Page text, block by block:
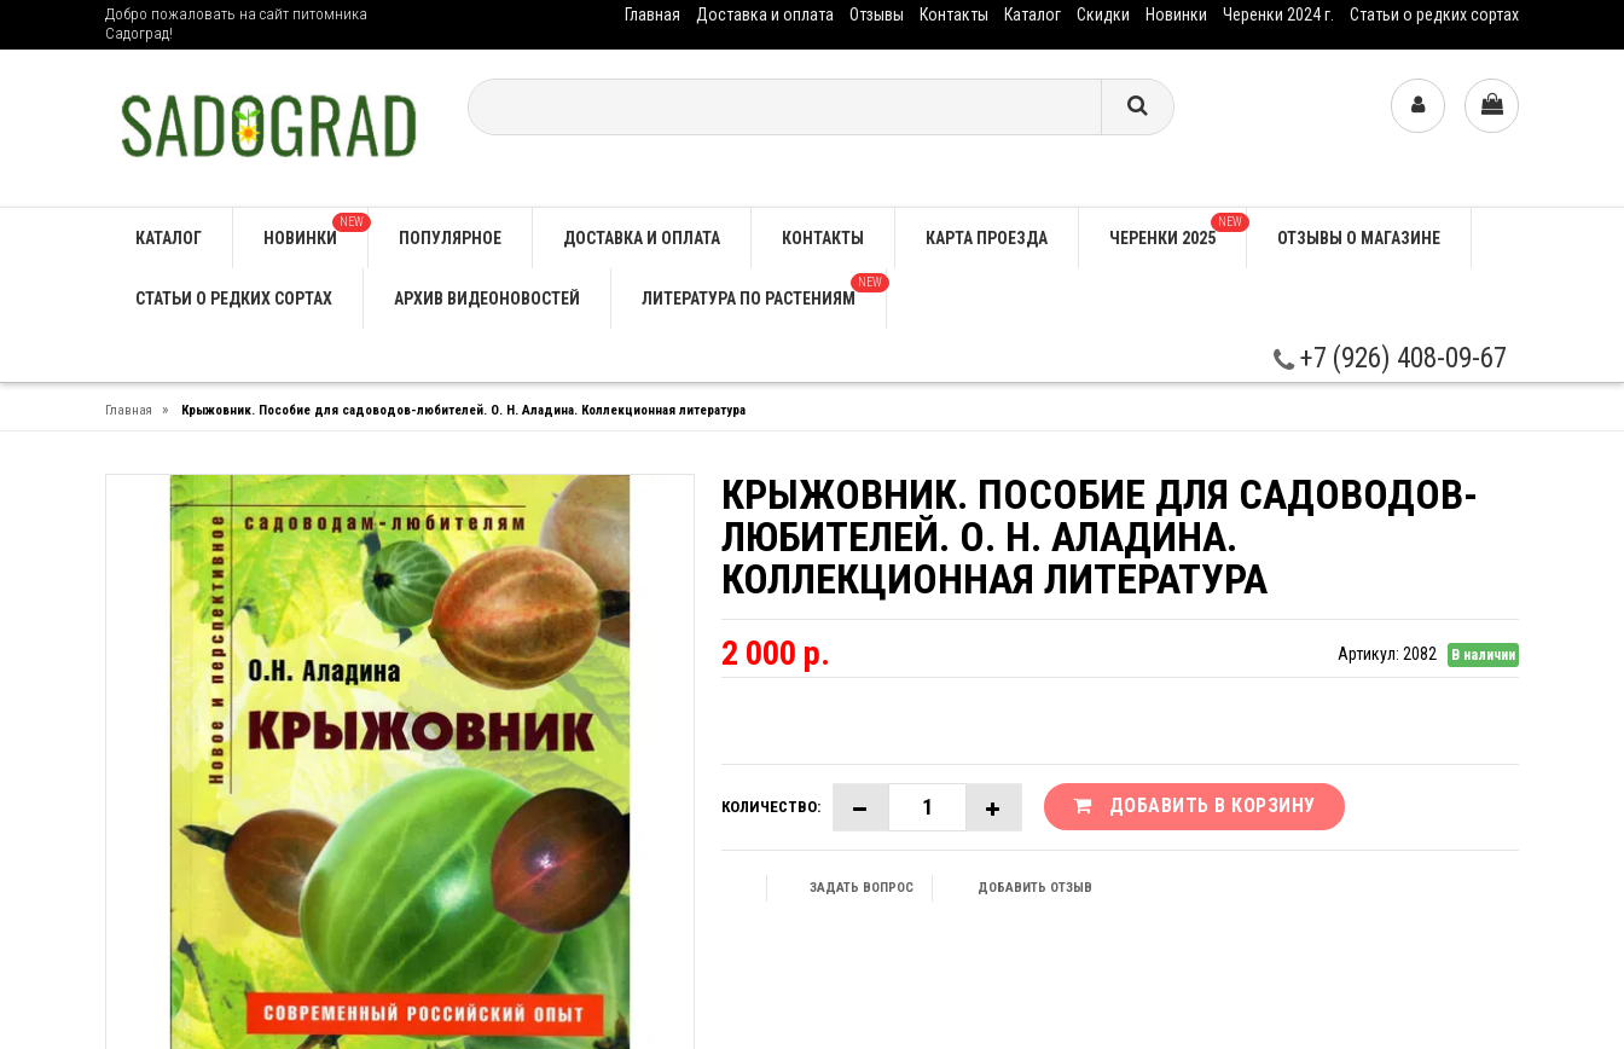
Добро пожаловать на сайт питомника
Садоград!
Главная Доставка и оплата Отзывы Контакты Каталог Скидки Новинки Черенки 2024 г. Статьи о редких сортах
КАТАЛОГ НОВИНКИ
NEW
ПОПУЛЯРНОЕ ДОСТАВКА И ОПЛАТА КОНТАКТЫ КАРТА ПРОЕЗДА ЧЕРЕНКИ 2025
NEW
ОТЗЫВЫ О МАГАЗИНЕ
СТАТЬИ О РЕДКИХ СОРТАХ АРХИВ ВИДЕОНОВОСТЕЙ ЛИТЕРАТУРА ПО РАСТЕНИЯМ
NEW
+7 (926) 408-09-67
Главная » Крыжовник. Пособие для садоводов-любителей. О. Н. Аладина. Коллекционная литература
КРЫЖОВНИК. ПОСОБИЕ ДЛЯ САДОВОДОВ-
ЛЮБИТЕЛЕЙ. О. Н. АЛАДИНА.
КОЛЛЕКЦИОННАЯ ЛИТЕРАТУРА
2 000 р. В наличии
Артикул: 2082
КОЛИЧЕСТВО: ДОБАВИТЬ В КОРЗИНУ
ЗАДАТЬ ВОПРОС ДОБАВИТЬ ОТЗЫВ